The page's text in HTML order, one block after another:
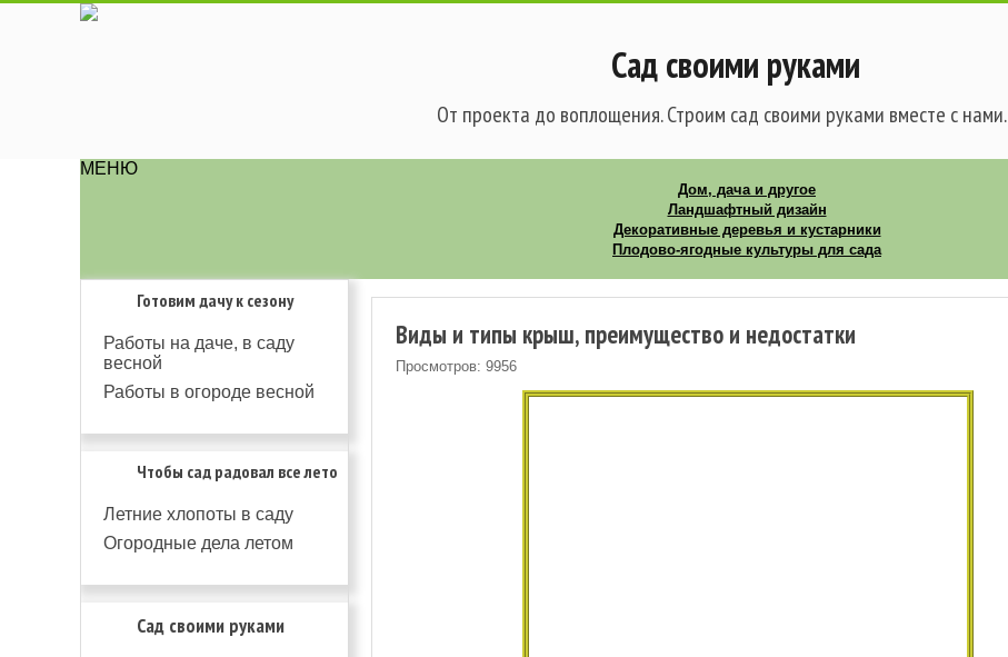
Сад своими руками
От проекта до воплощения. Строим сад своими руками вместе с нами.
МЕНЮ
Дом, дача и другое
Ландшафтный дизайн
Декоративные деревья и кустарники
Плодово-ягодные культуры для сада
Готовим дачу к сезону
Работы на даче, в саду
весной
Работы в огороде весной
Чтобы сад радовал все лето
Летние хлопоты в саду
Огородные дела летом
Сад своими руками
Виды и типы крыш, преимущество и недостатки
Просмотров: 9956